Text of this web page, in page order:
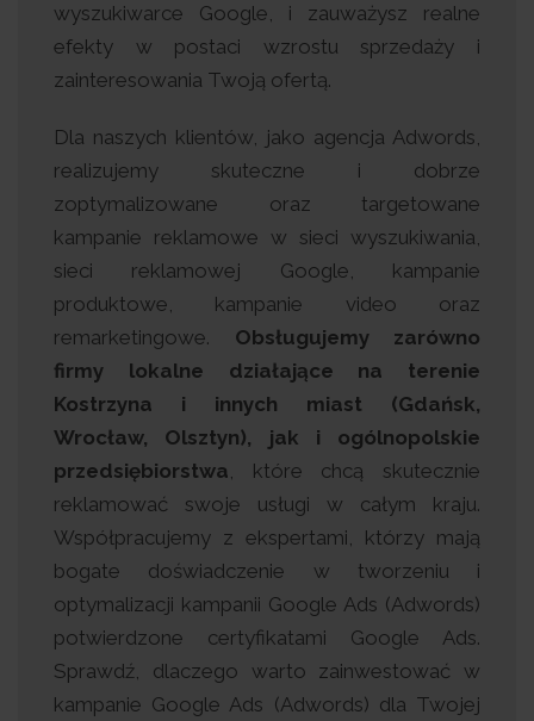
wyszukiwarce Google, i zauważysz realne
efekty w postaci wzrostu sprzedaży i
zainteresowania Twoją ofertą.
Dla naszych klientów, jako agencja Adwords,
realizujemy skuteczne i dobrze
zoptymalizowane oraz targetowane
kampanie reklamowe w sieci wyszukiwania,
sieci reklamowej Google, kampanie
produktowe, kampanie video oraz
remarketingowe. Obsługujemy zarówno
firmy lokalne działające na terenie
Kostrzyna i innych miast (Gdańsk,
Wrocław, Olsztyn), jak i ogólnopolskie
przedsiębiorstwa, które chcą skutecznie
reklamować swoje usługi w całym kraju.
Współpracujemy z ekspertami, którzy mają
bogate doświadczenie w tworzeniu i
optymalizacji kampanii Google Ads (Adwords)
potwierdzone certyfikatami Google Ads.
Sprawdź, dlaczego warto zainwestować w
kampanie Google Ads (Adwords) dla Twojej